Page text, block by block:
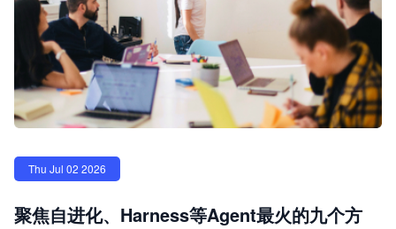
Thu Jul 02 2026
聚焦自进化、Harness等Agent最火的九个方